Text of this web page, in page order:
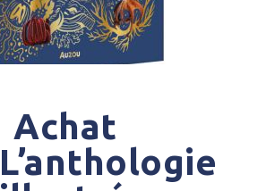
Achat
L’anthologie